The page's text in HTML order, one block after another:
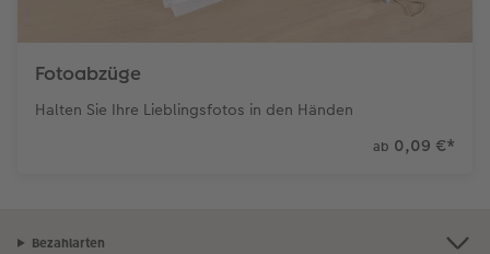
Fotoabzüge
Halten Sie Ihre Lieblingsfotos in den Händen
ab 0,09 €*
Bezahlarten